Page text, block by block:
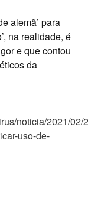
alemã’ para
na realidade, é
e que contou
da
noticia/2021/02/
uso-de-